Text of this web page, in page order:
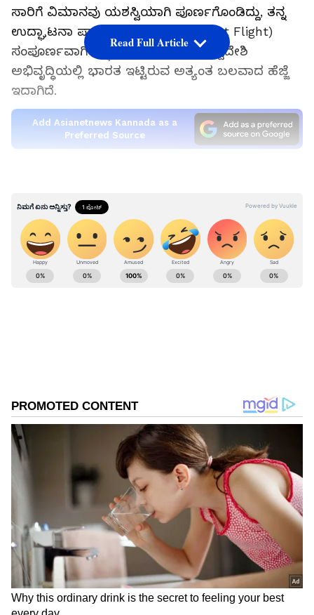
ಸಾರಿಗೆ ವಿಮಾನವು ಯಶಸ್ವಿಯಾಗಿ ಪೂರ್ಣಗೊಂಡಿದ್ದು, ತನ್ನ
ಉದ್ಘಾಟನಾ ಪ್ರಾಯೋಗಿಕ ಹಾರಾಟಕ್ಕೆ (Test Flight)
ಸಂಪೂರ್ಣವಾಗಿ ಸಿದ್ಧವಾಗಿದೆ. ವಿಮಾನಗಳ ಸ್ವದೇಶಿ
ಅಭಿವೃದ್ಧಿಯಲ್ಲಿ ಭಾರತ ಇಟ್ಟಿರುವ ಅತ್ಯಂತ ಬಲವಾದ ಹೆಜ್ಜೆ
ಇದಾಗಿದೆ.
Add Asianetnews Kannada as a
Preferred Source
ಮಿಲಿಟರಿ ವಿಮಾನವನ್ನು ತಯಾರಿಸುತ್ತಿರುವುದು ಇದೇ
ಮೊದಲು. ಟಾಟಾ ಅಡ್ವಾನ್ಸ್ಡ್ ಸಿಸ್ಟಮ್ಸ್ ಲಿಮಿಟೆಡ್ (TASL)
ಮತ್ತು ಜಾಗತಿಕ ವಿಮಾನ ತಯಾರಿಕಾ ಸಂಸ್ಥೆ ಏರ್‌ಬಸ್ ಜಂಟಿ
ಸಹಯೋಗದ ಈ ಬೃಹತ್ ಕಾರ್ಖಾನೆಯಲ್ಲಿ ಈ ಅತ್ಯಾಧುನಿಕ
ಸರಕು ಸಾಗಣೆ ವಿಮಾನವನ್ನು ಸಿದ್ಧಪಡಿಸಲಾಗಿದೆ.
ಭಾರತೀಯ ವಾಯುಪಡೆಯ ಉಪ ಮುಖ್ಯಸ್ಥರಾದ ಏರ್
ಮಾರ್ಷಲ್ ಅವಧೇಶ್ ಕುಮಾರ್ ಭಾರ್ತಿ ಅವರು ಇತ್ತೀಚೆಗೆ
ವಡೋದರಾದ ಟಾಟಾ-ಏರ್‌ಬಸ್ ಪ್ಲಾಂಟ್‌ಗೆ ಭೇಟಿ
ನೀಡಿದ್ದರು. ವಿಮಾನದ ಗುಣಮಟ್ಟ ಮತ್ತು ತಾಂತ್ರಿಕ
ಜೋಡಣೆಯ (Final Assembly Line)
ಕಾರ್ಯಕ್ಷಮತೆಯನ್ನು ವೀಕ್ಷಿಸಿದ ಅವರು, ಈ ಯೋಜನೆಯು
ಭಾರತದ ರಕ್ಷಣಾ ಸೌಮ್ಯತೆಯನ್ನು ಜಾಗತಿಕ ಮಟ್ಟಕ್ಕೇರಿಸಲಿದೆ
ಎಂದು ಪ್ರಶಂಸಿದ್ದಾರೆ.
Read Full Article